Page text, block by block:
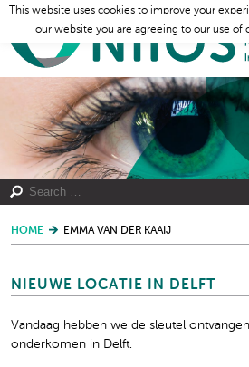
HOME EMMA VAN DER KAAIJ
NIEUWE LOCATIE IN DELFT
Vandaag hebben we de sleutel
onderkomen in Delft.
This website uses cookies to improve your
our website you are agreeing to our use of